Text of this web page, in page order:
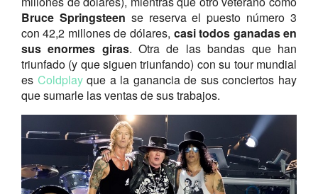
Bruce Springsteen se reserva el puesto número 3
con 42,2 millones de dólares, casi todos ganadas en
sus enormes giras. Otra de las bandas que han
triunfado (y que siguen triunfando) con su tour mundial
es Coldplayque a la ganancia de sus conciertos hay
que sumarle las ventas de sus trabajos.